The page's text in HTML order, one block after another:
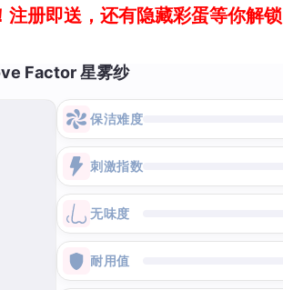
册即送，还有隐藏彩蛋等你解锁
Factor 星雾纱
保洁难度
刺激指数
无味度
耐用值